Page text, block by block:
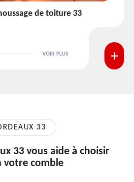
33
VOIR PLUS
33
33 vous aide à choisir
votre comble